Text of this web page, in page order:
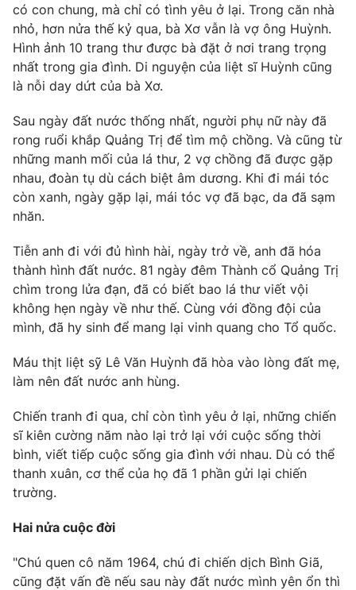
có con chung, mà chỉ có tình yêu ở lại. Trong căn nhà
nhỏ, hơn nửa thế kỷ qua, bà Xơ vẫn là vợ ông Huỳnh.
Hình ảnh 10 trang thư được bà đặt ở nơi trang trọng
nhất trong gia đình. Di nguyện của liệt sĩ Huỳnh cũng
là nỗi day dứt của bà Xơ.
Sau ngày đất nước thống nhất, người phụ nữ này đã
rong ruổi khắp Quảng Trị để tìm mộ chồng. Và cũng từ
những manh mối của lá thư, 2 vợ chồng đã được gặp
nhau, đoàn tụ dù cách biệt âm dương. Khi đi mái tóc
còn xanh, ngày gặp lại, mái tóc vợ đã bạc, da đã sạm
nhăn.
Tiễn anh đi với đủ hình hài, ngày trở về, anh đã hóa
thành hình đất nước. 81 ngày đêm Thành cổ Quảng Trị
chìm trong lửa đạn, đã có biết bao lá thư viết vội
không hẹn ngày về như thế. Cùng với đồng đội của
mình, đã hy sinh để mang lại vinh quang cho Tổ quốc.
Máu thịt liệt sỹ Lê Văn Huỳnh đã hòa vào lòng đất mẹ,
làm nên đất nước anh hùng.
Chiến tranh đi qua, chỉ còn tình yêu ở lại, những chiến
sĩ kiên cường năm nào lại trở lại với cuộc sống thời
bình, viết tiếp cuộc sống gia đình với nhau. Dù có thể
thanh xuân, cơ thể của họ đã 1 phần gửi lại chiến
trường.
Hai nửa cuộc đời
"Chú quen cô năm 1964, chú đi chiến dịch Bình Giã,
cũng đặt vấn đề nếu sau này đất nước mình yên ổn thì